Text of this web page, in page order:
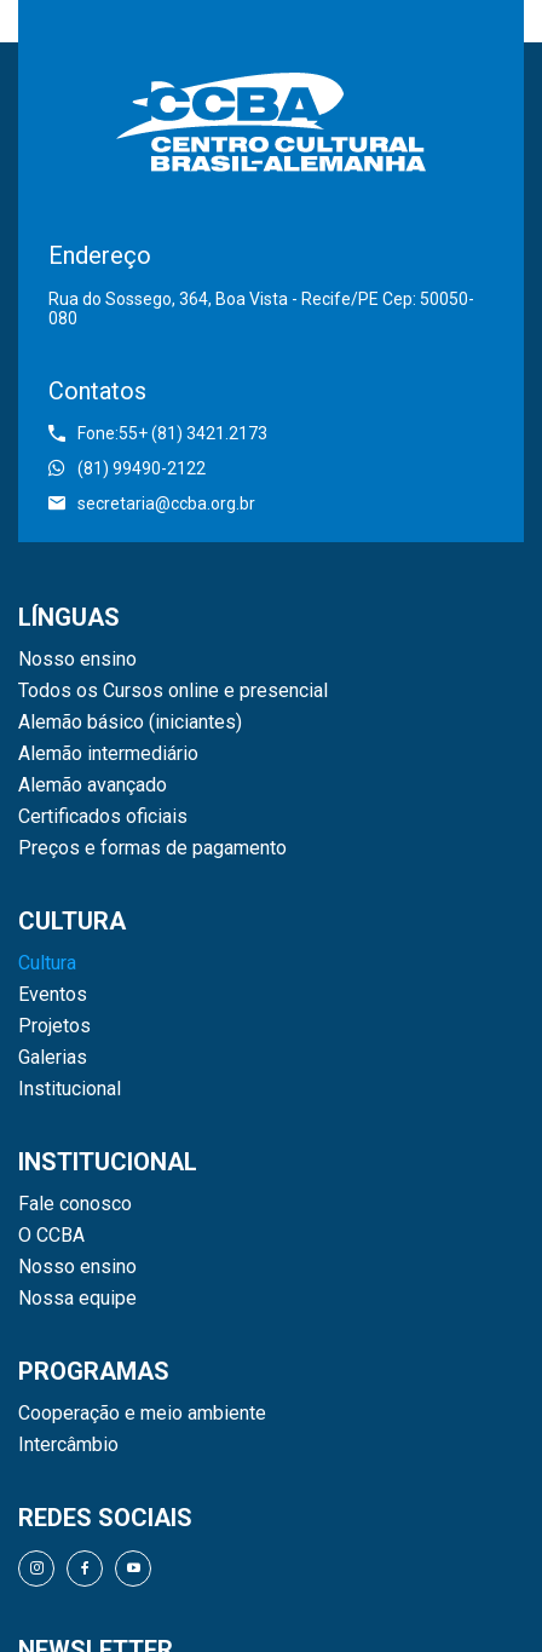
Endereço
Rua do Sossego, 364, Boa Vista - Recife/PE Cep: 50050-
080
Contatos
Fone:55+ (81) 3421.2173
(81) 99490-2122
secretaria@ccba.org.br
LÍNGUAS
Nosso ensino
Todos os Cursos online e presencial
Alemão básico (iniciantes)
Alemão intermediário
Alemão avançado
Certificados oficiais
Preços e formas de pagamento
CULTURA
Cultura
Eventos
Projetos
Galerias
Institucional
INSTITUCIONAL
Fale conosco
O CCBA
Nosso ensino
Nossa equipe
PROGRAMAS
Cooperação e meio ambiente
Intercâmbio
REDES SOCIAIS